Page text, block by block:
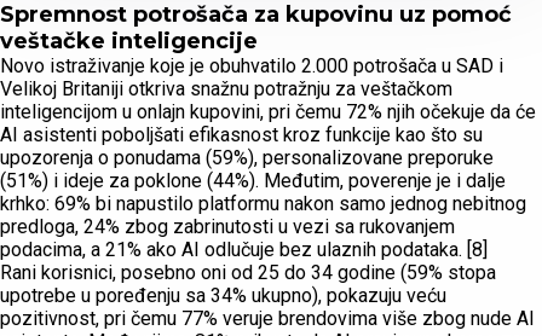
Spremnost potrošača za kupovinu uz pomoć
veštačke inteligencije
Novo istraživanje koje je obuhvatilo 2.000 potrošača u SAD i
Velikoj Britaniji otkriva snažnu potražnju za veštačkom
inteligencijom u onlajn kupovini, pri čemu 72% njih očekuje da će
AI asistenti poboljšati efikasnost kroz funkcije kao što su
upozorenja o ponudama (59%), personalizovane preporuke
(51%) i ideje za poklone (44%). Međutim, poverenje je i dalje
krhko: 69% bi napustilo platformu nakon samo jednog nebitnog
predloga, 24% zbog zabrinutosti u vezi sa rukovanjem
podacima, a 21% ako AI odlučuje bez ulaznih podataka. [8]
Rani korisnici, posebno oni od 25 do 34 godine (59% stopa
upotrebe u poređenju sa 34% ukupno), pokazuju veću
pozitivnost, pri čemu 77% veruje brendovima više zbog nude AI